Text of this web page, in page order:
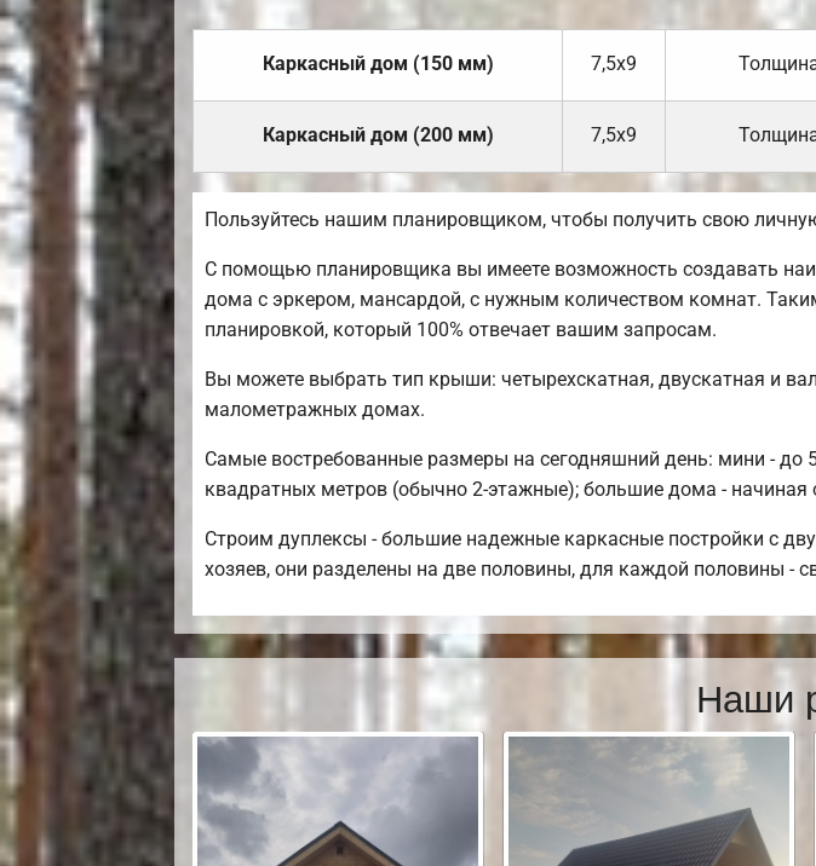
Каркасный дом (150 мм) 7,5х9
Каркасный дом (200 мм) 7,5х9
Пользуйтесь нашим планировщиком, чтобы получить свою
С помощью планировщика вы имеете возможность создавать
дома с эркером, мансардой, с нужным количеством комнат.
планировкой, который 100% отвечает вашим запросам.
Вы можете выбрать тип крыши: четырехскатная, двускатная и
малометражных домах.
Самые востребованные размеры на сегодняшний день: мини -
квадратных метров (обычно 2-этажные); большие дома - начиная
Строим дуплексы - большие надежные каркасные постройки с
хозяев, они разделены на две половины, для каждой половины -
Наши